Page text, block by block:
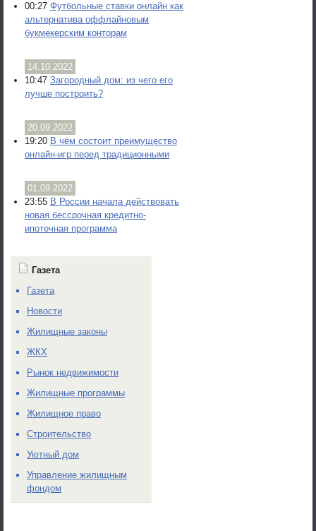
00:27 Футбольные ставки онлайн как
альтернатива оффлайновым
букмекерским конторам
14.10.2022
10:47 Загородный дом: из чего его
лучше построить?
20.09.2022
19:20 В чём состоит преимущество
онлайн-игр перед традиционными
01.09.2022
23:55 В России начала действовать
новая бессрочная кредитно-
ипотечная программа
Газета
Газета
Новости
Жилищные законы
ЖКХ
Рынок недвижимости
Жилищные программы
Жилищное право
Строительство
Уютный дом
Управление жилищным
фондом